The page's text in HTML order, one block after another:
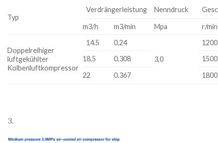
Typ
Verdrängerleistung Nenndruck
m3/h m3/min Mpa r/min
Doppelreihiger
luftgekühlter
Kolbenluftkompressor
14.5
0,24
3,0
1200
18,5
0,308
1500
22
0.367 1800
3.